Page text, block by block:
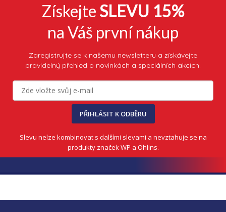
Získejte SLEVU 15%
na Váš první nákup
Zaregistrujte se k našemu newsletteru a získávejte
pravidelný přehled o novinkách a speciálních akcích.
PŘIHLÁSIT K ODBĚRU
Slevu nelze kombinovat s dalšími slevami a nevztahuje se na
produkty značek WP a Öhlins.